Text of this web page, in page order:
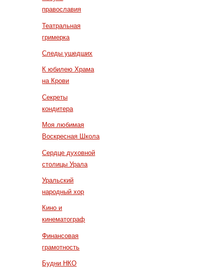
православия
Театральная
гримерка
Следы ушедших
К юбилею Храма
на Крови
Секреты
кондитера
Моя любимая
Воскресная Школа
Сердце духовной
столицы Урала
Уральский
народный хор
Кино и
кинематограф
Финансовая
грамотность
Будни НКО